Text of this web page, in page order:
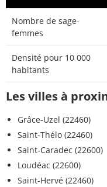
Nombre de sage-
femmes
Densité pour 10 000
habitants
Les villes à
Grâce-Uzel (22460)
Saint-Thélo (22460)
Saint-Caradec (22600)
Loudéac (22600)
Saint-Hervé (22460)